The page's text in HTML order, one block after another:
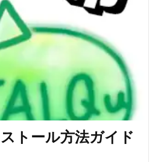
トール方法ガイド